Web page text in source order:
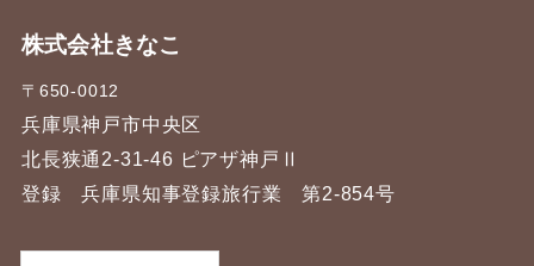
株式会社きなこ
〒650-0012
兵庫県神戸市中央区
北長狭通2-31-46 ピアザ神戸Ⅱ
登録 兵庫県知事登録旅行業 第2-854号